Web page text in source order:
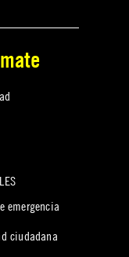
emergencia
ciudadana